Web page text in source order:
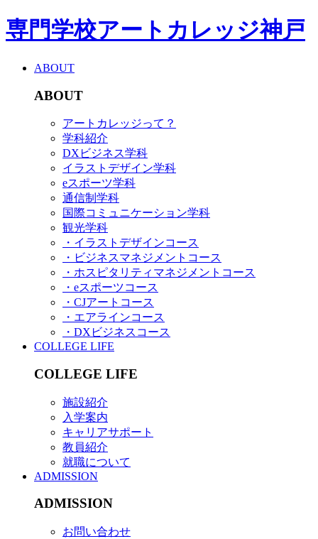
専門学校アートカレッジ神戸
ABOUT
ABOUT
アートカレッジって？
学科紹介
DXビジネス学科
イラストデザイン学科
eスポーツ学科
通信制学科
国際コミュニケーション学科
観光学科
・イラストデザインコース
・ビジネスマネジメントコース
・ホスピタリティマネジメントコース
・eスポーツコース
・CJアートコース
・エアラインコース
・DXビジネスコース
COLLEGE LIFE
COLLEGE LIFE
施設紹介
入学案内
キャリアサポート
教員紹介
就職について
ADMISSION
ADMISSION
お問い合わせ